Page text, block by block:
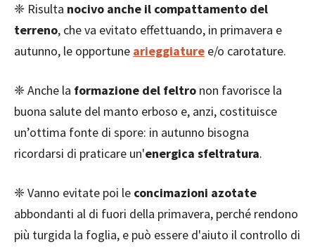
❈ Risulta nocivo anche il compattamento del
terreno, che va evitato effettuando, in primavera e
autunno, le opportune arieggiature e/o carotature.
❈ Anche la formazione del feltro non favorisce la
buona salute del manto erboso e, anzi, costituisce
un’ottima fonte di spore: in autunno bisogna
ricordarsi di praticare un'energica sfeltratura.
❈ Vanno evitate poi le concimazioni azotate
abbondanti al di fuori della primavera, perché rendono
più turgida la foglia, e può essere d'aiuto il controllo di